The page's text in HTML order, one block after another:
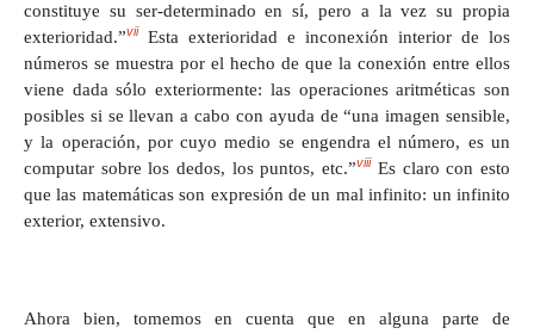
constituye su ser-determinado en sí, pero a la vez su propia
exterioridad.”vii
Esta exterioridad e inconexión interior de los
números se muestra por el hecho de que la conexión entre ellos
viene dada sólo exteriormente: las operaciones aritméticas son
posibles si se llevan a cabo con ayuda de “una imagen sensible,
y la operación, por cuyo medio se engendra el número, es un
computar sobre los dedos, los puntos, etc.”viii Es claro con esto
que las matemáticas son expresión de un mal infinito: un infinito
exterior, extensivo.
Ahora bien, tomemos en cuenta que en alguna parte de